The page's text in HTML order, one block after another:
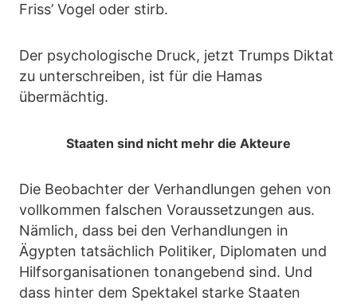
Friss’ Vogel oder stirb.
Der psychologische Druck, jetzt Trumps Diktat
zu unterschreiben, ist für die Hamas
übermächtig.
Staaten sind nicht mehr die Akteure
Die Beobachter der Verhandlungen gehen von
vollkommen falschen Voraussetzungen aus.
Nämlich, dass bei den Verhandlungen in
Ägypten tatsächlich Politiker, Diplomaten und
Hilfsorganisationen tonangebend sind. Und
dass hinter dem Spektakel starke Staaten